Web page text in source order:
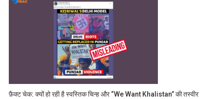
फ़ैक्ट चेक: क्यों हो रही है स्वस्तिक चिन्ह और “We Want Khalistan” की तस्वीर